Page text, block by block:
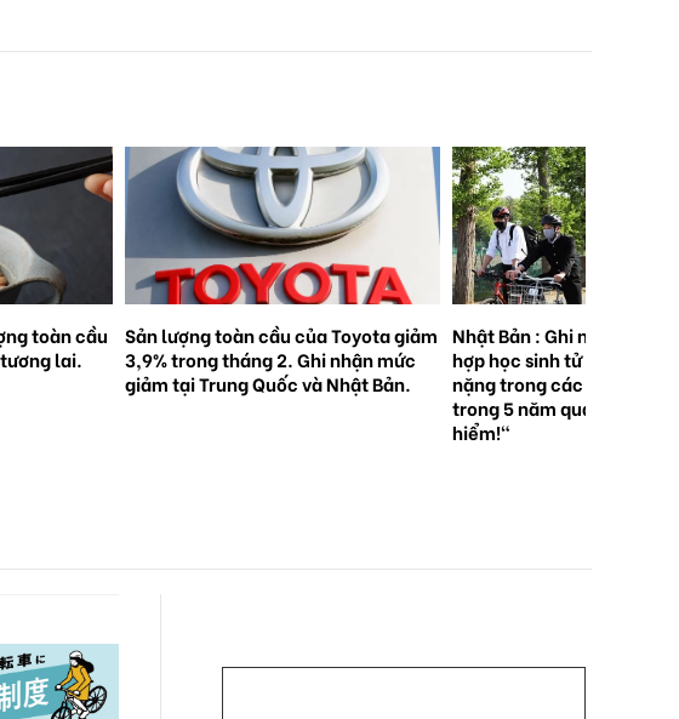
toàn cầu
lai.
Sản lượng toàn cầu của Toyota giảm
3,9% trong tháng 2. Ghi nhận mức
giảm tại Trung Quốc và Nhật Bản.
Nhật Bản : Ghi nhận
hợp học sinh tử vong
nặng trong các vụ tai nạn
trong 5 năm qua . "Hãy
hiểm!"